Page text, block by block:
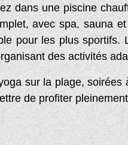
dans une piscine
avec spa, sauna
pour les plus
des activités
sur la plage,
de profiter